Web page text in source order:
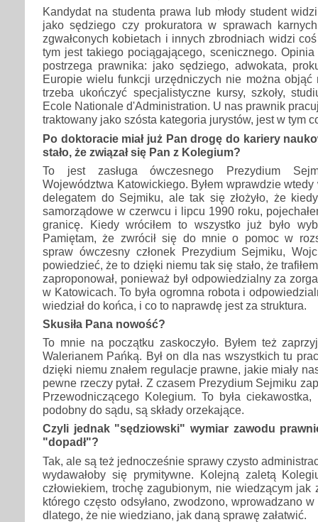
Kandydat na studenta prawa lub młody student
jako sędziego czy prokuratora w sprawach
zgwałconych kobietach i innych zbrodniach widzi
tym jest takiego pociągającego, scenicznego.
postrzega prawnika: jako sędziego, adwokata,
Europie wielu funkcji urzędniczych nie można objąć
trzeba ukończyć specjalistyczne kursy, szkoły,
Ecole Nationale d'Administration. U nas prawnik
traktowany jako szósta kategoria jurystów, jest w tym
Po doktoracie miał już Pan drogę do kariery
stało, że związał się Pan z Kolegium?
To jest zasługa ówczesnego Prezydium
Województwa Katowickiego. Byłem wprawdzie
delegatem do Sejmiku, ale tak się złożyło, że
samorządowe w czerwcu i lipcu 1990 roku,
granicę. Kiedy wróciłem to wszystko już było
Pamiętam, że zwrócił się do mnie o pomoc w
spraw ówczesny członek Prezydium Sejmiku,
powiedzieć, że to dzięki niemu tak się stało, że
zaproponował, ponieważ był odpowiedzialny za
w Katowicach. To była ogromna robota i
wiedział do końca, i co to naprawdę jest za struktura.
Skusiła Pana nowość?
To mnie na początku zaskoczyło. Byłem też
Walerianem Pańką. Był on dla nas wszystkich tu
dzięki niemu znałem regulacje prawne, jakie miały
pewne rzeczy pytał. Z czasem Prezydium Sejmiku
Przewodniczącego Kolegium. To była
podobny do sądu, są składy orzekające.
Czyli jednak "sędziowski" wymiar zawodu
"dopadł"?
Tak, ale są też jednocześnie sprawy czysto
wydawałoby się prymitywne. Kolejną zaletą
człowiekiem, trochę zagubionym, nie wiedzącym jak
którego często odsyłano, zwodzono, wprowadzano
dlatego, że nie wiedziano, jak daną sprawę załatwić.